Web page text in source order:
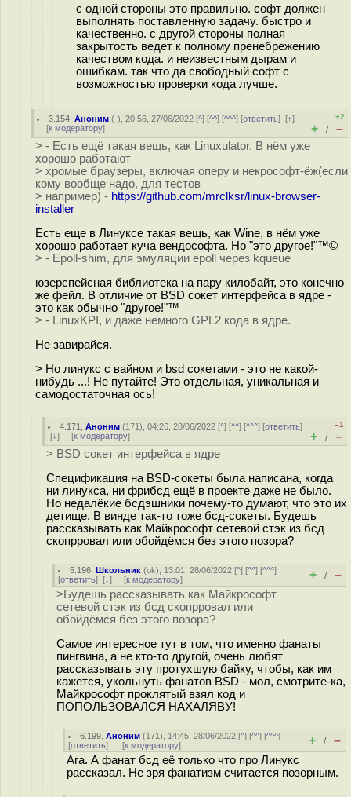
с одной стороны это правильно. софт должен
выполнять поставленную задачу. быстро и
качественно. с другой стороны полная
закрытость ведет к полному пренебрежению
качеством кода. и неизвестным дырам и
ошибкам. так что да свободный софт с
возможностью проверки кода лучше.
3.154 ,Аноним (-), 20:56, 27/06/2022 [^] [^^] [^^^] [ответить][↑]
[к модератору]
+2
+ / –
> - Есть ещё такая вещь, как Linuxulator. В нём уже
хорошо работают
> хромые браузеры, включая оперу и некрософт-ёж(если
кому вообще надо, для тестов
> например) - https://github.com/mrclksr/linux-browser-
installer
Есть еще в Линуксе такая вещь, как Wine, в нём уже
хорошо работает куча вендософта. Но "это другое!"™©
> - Epoll-shim, для эмуляции epoll через kqueue
юзерспейсная библиотека на пару килобайт, это конечно
же фейл. В отличие от BSD сокет интерфейса в ядре -
это как обычно "другое!"™
> - LinuxKPI, и даже немного GPL2 кода в ядре.
Не завирайся.
> Но линукс с вайном и bsd сокетами - это не какой-
нибудь ...! Не путайте! Это отдельная, уникальная и
самодостаточная ось!
4.171 ,Аноним (171), 04:26, 28/06/2022 [^] [^^] [^^^] [ответить]
[↓] [к модератору]
–1
+ / –
> BSD сокет интерфейса в ядре
Спецификация на BSD-сокеты была написана, когда
ни линукса, ни фрибсд ещё в проекте даже не было.
Но недалёкие бсдэшники почему-то думают, что это их
детище. В винде так-то тоже бсд-сокеты. Будешь
рассказывать как Майкрософт сетевой стэк из бсд
скопрровал или обойдёмся без этого позора?
5.196 ,Школьник (ok), 13:01, 28/06/2022 [^] [^^] [^^^]
[ответить] [↓] [к модератору] + / –
>Будешь рассказывать как Майкрософт
сетевой стэк из бсд скопрровал или
обойдёмся без этого позора?
Самое интересное тут в том, что именно фанаты
пингвина, а не кто-то другой, очень любят
рассказывать эту протухшую байку, чтобы, как им
кажется, укольнуть фанатов BSD - мол, смотрите-ка,
Майкрософт проклятый взял код и
ПОПОЛЬЗОВАЛСЯ НАХАЛЯВУ!
6.199 ,Аноним (171), 14:45, 28/06/2022 [^] [^^] [^^^]
[ответить] [к модератору] + / –
Ага. А фанат бсд её только что про Линукс
рассказал. Не зря фанатизм считается позорным.